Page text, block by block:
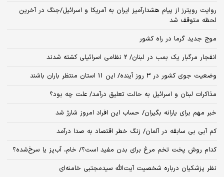
روایت رویترز از پیام هشدارآمیز ایران به آمریکا و اسرائیل/جنگ در آخرین
لحظه متوقف شد
موج جدید گرما در راه کشور
انفجار مرگبار یک بمب در لبنان/ 2 نظامی اسرائیلی کشته شدند
وضعیت جوی کشور در 3 روز آینده/ این 11 استان منتظر باران باشند
مذاکرات لبنان و اسرائیل به حالت تعلیق درآمد/ علت چه بود؟
خبر مهم برای یارانه بگیران/ حساب این افراد امروز شارژ شد
کم آبی بی سابقه در آلمان/ زنگ خطر اقتصاد به صدا درآمد
کدام روش پخت تخم مرغ برای بدن مفید است؟/ خام، آب‌پز یا سرخ‌شده؟
نظر پزشکیان درباره شخصیت آیت‌الله سیدمجتبی خامنه‌ای